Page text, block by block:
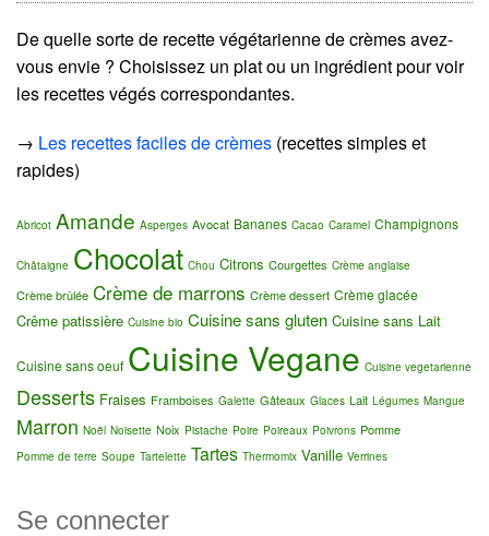
De quelle sorte de recette végétarienne de crèmes avez-
vous envie ? Choisissez un plat ou un ingrédient pour voir
les recettes végés correspondantes.
→ Les recettes faciles de crèmes (recettes simples et
rapides)
Abricot Amande Asperges Avocat Bananes Cacao Caramel Champignons
Châtaigne Chocolat Chou Citrons Courgettes Crème anglaise
Crème brûlée Crème de marrons Crème dessert Crème glacée
Crême patissière Cuisine bio Cuisine sans gluten Cuisine sans Lait
Cuisine sans oeuf Cuisine Vegane Cuisine vegetarienne
Desserts Fraises Framboises Galette Gâteaux Glaces Lait Légumes Mangue
Marron Noël Noisette Noix Pistache Poire Poireaux Poivrons Pomme
Pomme de terre Soupe Tartelette Tartes Thermomix Vanille Verrines
Se connecter